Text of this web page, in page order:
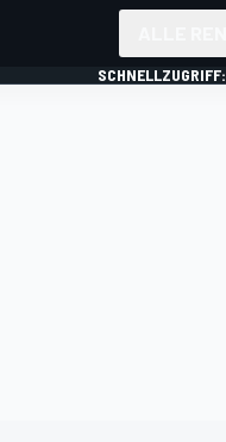
SCHNELLZUGRIFF: